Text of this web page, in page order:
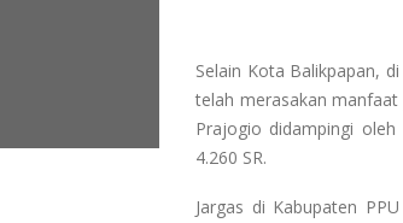
Selain Kota Balikpapan,
telah merasakan
Prajogio didampingi
4.260 SR.
Jargas di Kabupaten